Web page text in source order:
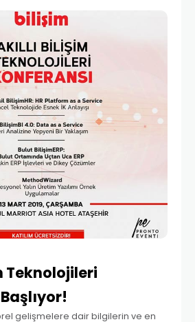
Teknolojileri
gelişmelere dair bilgilerin ve en